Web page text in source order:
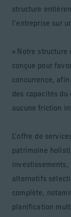
structure
l’entreprise sur
« Notre structure
conçue pour
concurrence,
des capacités
aucune friction
L’offre de
patrimoine
investissements,
alternatifs
complète,
planification